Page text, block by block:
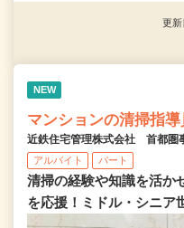
更
NEW
マンションの清掃指導
近鉄住宅管理株式会社 首都圏
アルバイト パート
清掃の経験や知識を活か
を応援！ミドル・シニア